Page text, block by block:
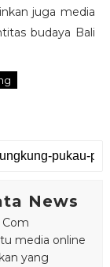
juga media
budaya Bali
News
media online
yang